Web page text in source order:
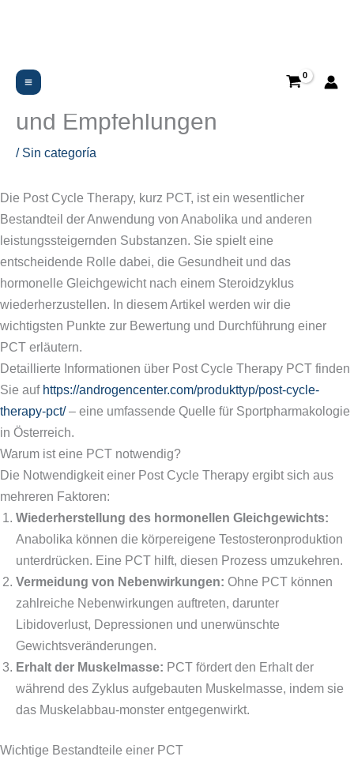
Post Cycle Therapy (PCT)
Bewertung: Wichtige Aspekte
und Empfehlungen
/ Sin categoría
Die Post Cycle Therapy, kurz PCT, ist ein wesentlicher
Bestandteil der Anwendung von Anabolika und anderen
leistungssteigernden Substanzen. Sie spielt eine
entscheidende Rolle dabei, die Gesundheit und das
hormonelle Gleichgewicht nach einem Steroidzyklus
wiederherzustellen. In diesem Artikel werden wir die
wichtigsten Punkte zur Bewertung und Durchführung einer
PCT erläutern.
Detaillierte Informationen über Post Cycle Therapy PCT finden
Sie auf https://androgencenter.com/produkttyp/post-cycle-
therapy-pct/– eine umfassende Quelle für Sportpharmakologie
in Österreich.
Warum ist eine PCT notwendig?
Die Notwendigkeit einer Post Cycle Therapy ergibt sich aus
mehreren Faktoren:
Wiederherstellung des hormonellen Gleichgewichts:
Anabolika können die körpereigene Testosteronproduktion
unterdrücken. Eine PCT hilft, diesen Prozess umzukehren.
Vermeidung von Nebenwirkungen: Ohne PCT können
zahlreiche Nebenwirkungen auftreten, darunter
Libidoverlust, Depressionen und unerwünschte
Gewichtsveränderungen.
Erhalt der Muskelmasse: PCT fördert den Erhalt der
während des Zyklus aufgebauten Muskelmasse, indem sie
das Muskelabbau-monster entgegenwirkt.
Wichtige Bestandteile einer PCT